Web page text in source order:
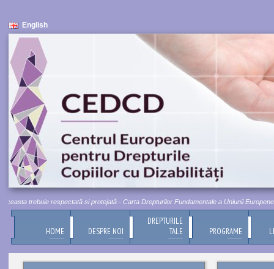
English
trebuie respectată si protejată - Carta Drepturilor Fundamentale a Uniunii Europene,
HOME DESPRE NOI
DREPTURILE
TALE
PROGRAME